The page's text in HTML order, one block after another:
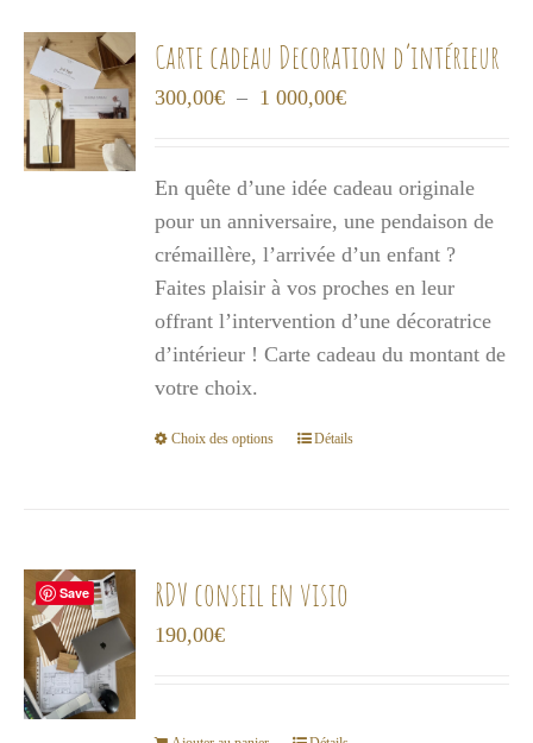
Carte cadeau Decoration d’intérieur
300,00€ – 1 000,00€Plage
300,00€
à
1
000,00€
En quête d’une idée cadeau originale
pour un anniversaire, une pendaison de
crémaillère, l’arrivée d’un enfant ?
Faites plaisir à vos proches en leur
offrant l’intervention d’une décoratrice
d’intérieur ! Carte cadeau du montant de
votre choix.
Choix des options
Ce
Les
Détails
RDV conseil en visio
190,00€
Save